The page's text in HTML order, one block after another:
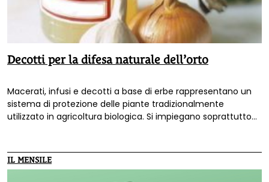
Decotti per la difesa naturale dell’orto
Macerati, infusi e decotti a base di erbe rappresentano un
sistema di protezione delle piante tradizionalmente
utilizzato in agricoltura biologica. Si impiegano soprattutto
decotto di aglio e cipolla e quello di assenzio: preparazione,
usi e consigli utili.
IL MENSILE